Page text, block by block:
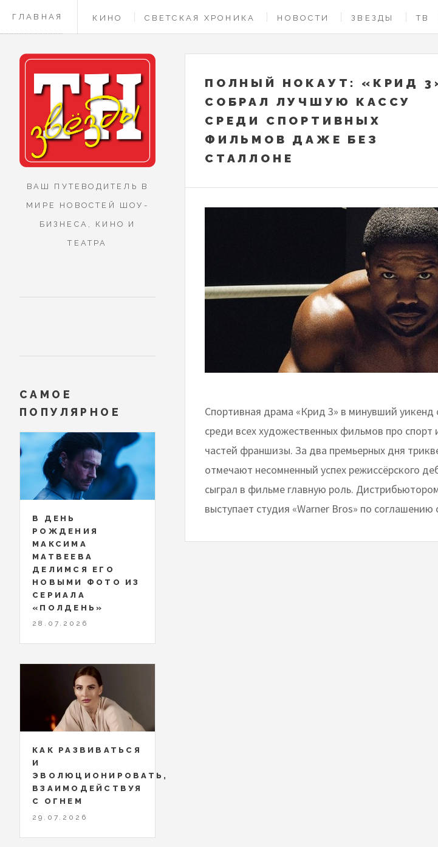
ГЛАВНАЯ КИНО СВЕТСКАЯ ХРОНИКА НОВОСТИ ЗВЕЗДЫ ТВ
КОНТАКТЫ
ПОЛНЫЙ НОКАУТ: «КРИД
СОБРАЛ ЛУЧШУЮ КАССУ
СРЕДИ СПОРТИВНЫХ
ФИЛЬМОВ ДАЖЕ БЕЗ
СТАЛЛОНЕ
Спортивная драма «Крид 3» в минувший
среди всех художественных фильмов про спорт
частей франшизы. За два премьерных дня
отмечают несомненный успех режиссёрского
сыграл в фильме главную роль.
выступает студия «Warner Bros» по соглашению
ВАШ ПУТЕВОДИТЕЛЬ В
МИРЕ НОВОСТЕЙ ШОУ-
БИЗНЕСА, КИНО И
ТЕАТРА
САМОЕ
ПОПУЛЯРНОЕ
В ДЕНЬ
РОЖДЕНИЯ
МАКСИМА
МАТВЕЕВА
ДЕЛИМСЯ ЕГО
НОВЫМИ ФОТО ИЗ
СЕРИАЛА
«ПОЛДЕНЬ»
28.07.2026
КАК РАЗВИВАТЬСЯ
И
ЭВОЛЮЦИОНИРОВАТЬ,
ВЗАИМОДЕЙСТВУЯ
С ОГНЕМ
29.07.2026